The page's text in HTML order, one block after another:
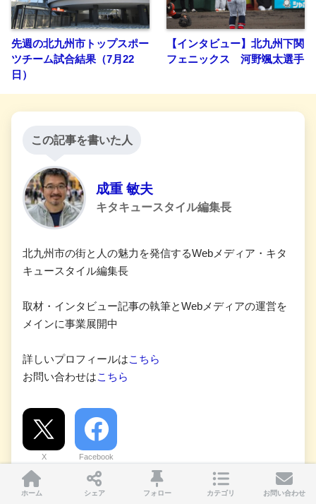
先週の北九州市トップスポー
ツチーム試合結果（7月22
日）
【インタビュー】北九州下関
フェニックス 河野颯太選手
この記事を書いた人
成重 敏夫
キタキュースタイル編集長
北九州市の街と人の魅力を発信するWebメディア・キタ
キュースタイル編集長
取材・インタビュー記事の執筆とWebメディアの運営を
メインに事業展開中
詳しいプロフィールはこちら
お問い合わせはこちら
X Facebook
ホーム シェア フォロー カテゴリ お問い合わせ